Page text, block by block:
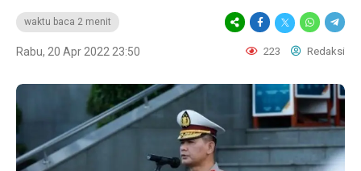
waktu baca 2 menit
Rabu, 20 Apr 2022 23:50 223 Redaksi